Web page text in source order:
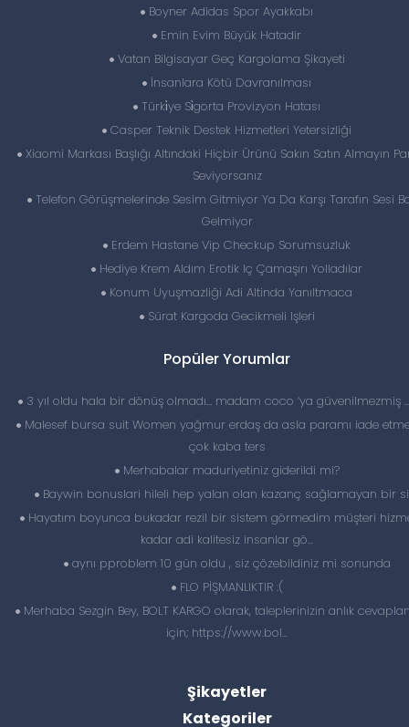
Boyner Adidas Spor Ayakkabı
Emin Evim Büyük Hatadir
Vatan Bilgisayar Geç Kargolama Şikayeti
İnsanlara Kötü Davranılması
Türki̇ye Si̇gorta Provizyon Hatası
Casper Teknik Destek Hizmetleri Yetersizliği
Xiaomi Markası Başlığı Altındaki Hiçbir Ürünü Sakın Satın Almayın
Seviyorsanız
Telefon Görüşmelerinde Sesim Gitmiyor Ya Da Karşı Tarafın Sesi
Gelmiyor
Erdem Hastane Vip Checkup Sorumsuzluk
Hediye Krem Aldım Erotik Iç Çamaşırı Yolladılar
Konum Uyuşmazliği Adi Altinda Yanıltmaca
Sürat Kargoda Gecikmeli Işleri
Popüler Yorumlar
3 yıl oldu hala bir dönüş olmadı… madam coco ‘ya güvenilmezmiş
Malesef bursa suit Women yağmur erdaş da asla paramı iade
çok kaba ters
Merhabalar maduriyetiniz giderildi mi?
Baywin bonuslari hileli hep yalan olan kazanç sağlamayan bir
Hayatım boyunca bukadar rezil bir sistem görmedim müşteri
kadar adi kalitesiz insanlar gö...
aynı pproblem 10 gün oldu , siz çözebildiniz mi sonunda
FLO PİŞMANLIKTIR :(
Merhaba Sezgin Bey, BOLT KARGO olarak, taleplerinizin anlık
için; https://www.bol...
Şikayetler
Kategoriler